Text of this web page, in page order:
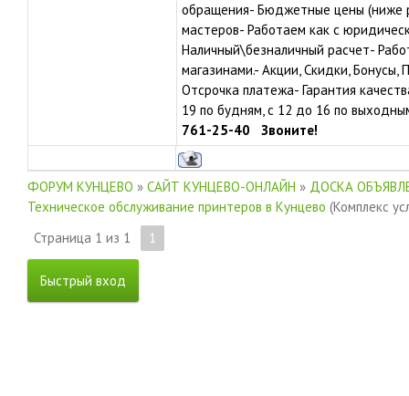
обращения- Бюджетные цены (ниже
мастеров- Работаем как с
Наличный\безналичный расчет-
магазинами.- Акции, Скидки,
Отсрочка платежа- Гарантия
19 по будням, с 12 до 16 по
761-25-40
Звоните!
ФОРУМ КУНЦЕВО » САЙТ КУНЦЕВО-ОНЛАЙН » ДОСКА
Техническое обслуживание принтеров в Кунцево (Комплекс
Страница 1 из 1 1